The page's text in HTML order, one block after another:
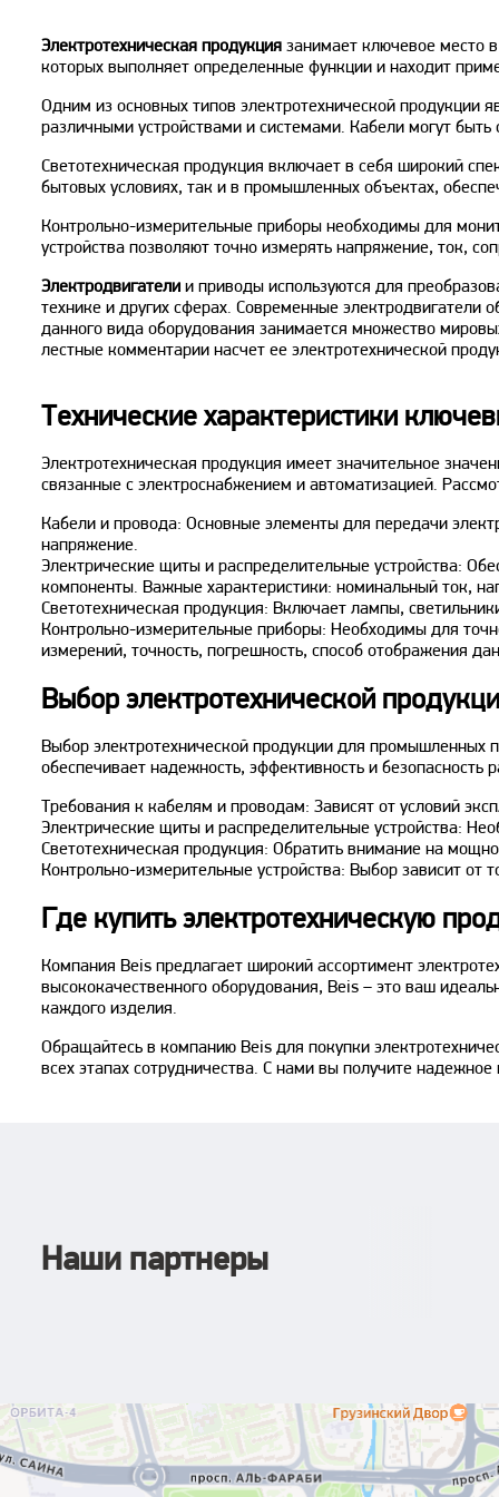
Электротехническая продукция занимает ключевое место
которых выполняет определенные функции и находит
Одним из основных типов электротехнической продукции
различными устройствами и системами. Кабели могут
Светотехническая продукция включает в себя широкий
бытовых условиях, так и в промышленных объектах,
Контрольно-измерительные приборы необходимы для
устройства позволяют точно измерять напряжение, ток,
Электродвигатели и приводы используются для
технике и других сферах. Современные
данного вида оборудования занимается множество
лестные комментарии насчет ее электротехнической
Технические характеристики
Электротехническая продукция имеет значительное
связанные с электроснабжением и автоматизацией.
Кабели и провода: Основные элементы для передачи
напряжение.
Электрические щиты и распределительные устройства:
компоненты. Важные характеристики: номинальный ток,
Светотехническая продукция: Включает лампы,
Контрольно-измерительные приборы: Необходимы для
измерений, точность, погрешность, способ отображения
Выбор электротехнической
Выбор электротехнической продукции для
обеспечивает надежность, эффективность и
Требования к кабелям и проводам: Зависят от условий
Электрические щиты и распределительные устройства:
Светотехническая продукция: Обратить внимание на
Контрольно-измерительные устройства: Выбор зависит от
Где купить электротехническую
Компания Beis предлагает широкий ассортимент
высококачественного оборудования, Beis – это ваш
каждого изделия.
Обращайтесь в компанию Beis для покупки
всех этапах сотрудничества. С нами вы получите
Наши партнеры